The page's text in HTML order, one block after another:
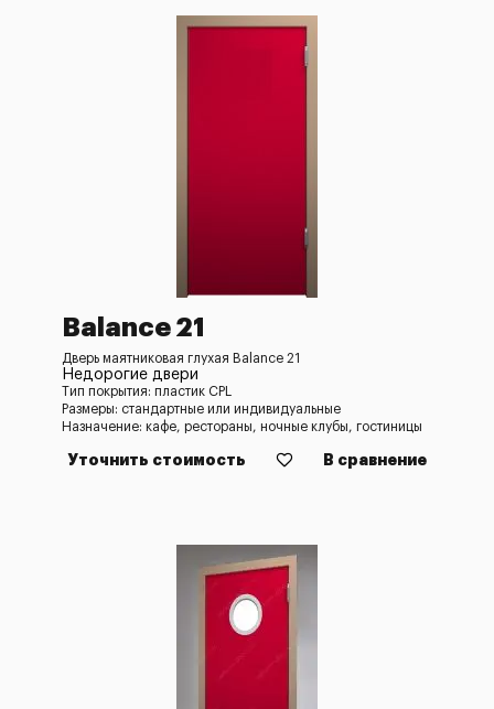
Balance 21
Дверь маятниковая глухая Balance 21
Недорогие двери
Тип покрытия: пластик CPL
Размеры: стандартные или индивидуальные
Назначение: кафе, рестораны, ночные клубы, гостиницы
Уточнить стоимость В сравнение